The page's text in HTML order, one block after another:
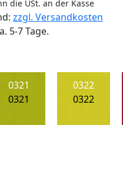
die USt. an der Kasse
zzgl. Versandkosten
5-7 Tage.
0321
0321
0322
0322